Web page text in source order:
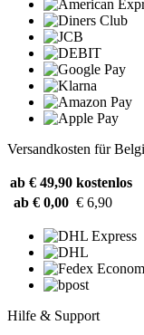
Versandkosten für
ab € 49,90 kostenlos
ab € 0,00 € 6,90
Hilfe & Support